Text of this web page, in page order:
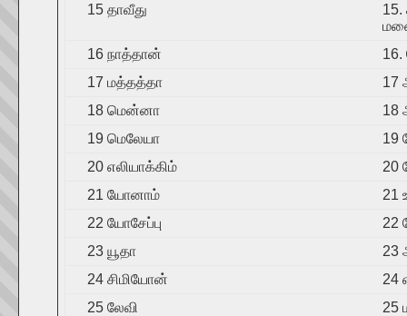
15 தாவீது
16 நாத்தான்
16.
17 மத்தத்தா
17
18 மென்னா
18
19 மெலேயா
19
20 எலியாக்கிம்
20
21 யோனாம்
21
22 யோசேப்பு
22
23 யூதா
23
24 சிமியோன்
24
25 லேவி
25